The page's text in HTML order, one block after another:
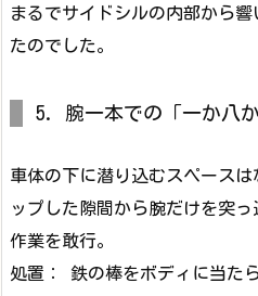
まるでサイドシルの内部から
たのでした。
5. 腕一本での「一か八
車体の下に潜り込むスペース
ップした隙間から腕だけを突
作業を敢行。
処置： 鉄の棒をボディに当た